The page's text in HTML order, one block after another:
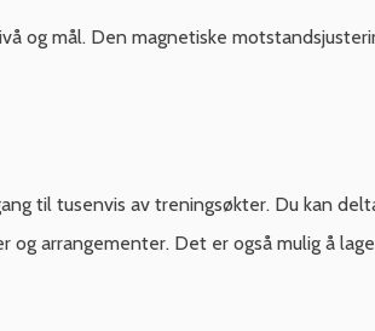
mål. Den magnetiske
til tusenvis av treningsøkter. Du kan
arrangementer. Det er også mulig å